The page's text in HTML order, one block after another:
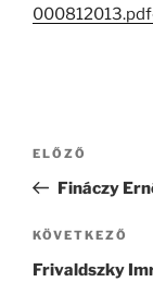
Bejegyzés
Korábbi
bejegyzés
ELŐZŐ
Fináczy
Következő
bejegyzés
KÖVETKEZŐ
Frivaldszky